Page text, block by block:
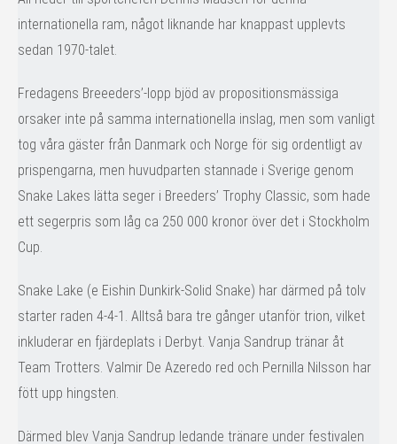
internationella ram, något liknande har knappast upplevts
sedan 1970-talet.
Fredagens Breeeders’-lopp bjöd av propositionsmässiga
orsaker inte på samma internationella inslag, men som vanligt
tog våra gäster från Danmark och Norge för sig ordentligt av
prispengarna, men huvudparten stannade i Sverige genom
Snake Lakes lätta seger i Breeders’ Trophy Classic, som hade
ett segerpris som låg ca 250 000 kronor över det i Stockholm
Cup.
Snake Lake (e Eishin Dunkirk-Solid Snake) har därmed på tolv
starter raden 4-4-1. Alltså bara tre gånger utanför trion, vilket
inkluderar en fjärdeplats i Derbyt. Vanja Sandrup tränar åt
Team Trotters. Valmir De Azeredo red och Pernilla Nilsson har
fött upp hingsten.
Därmed blev Vanja Sandrup ledande tränare under festivalen